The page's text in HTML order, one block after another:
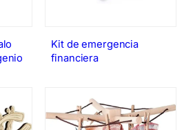
Kit de emergencia
financiera